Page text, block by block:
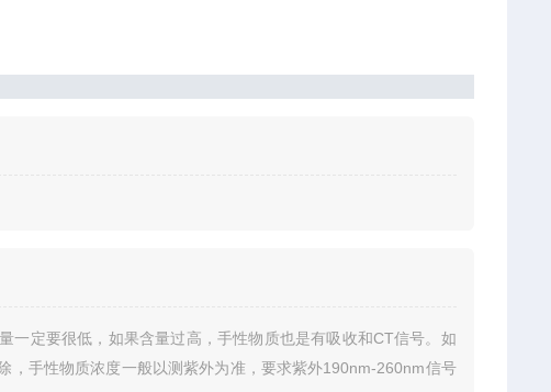
一定要很低，如果含量过高，手性物质也是有吸收和CT信号。如
，手性物质浓度一般以测紫外为准，要求紫外190nm-260nm信号